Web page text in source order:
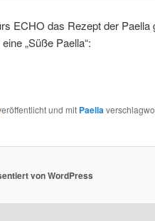
ECHO das Rezept der Paella
„Süße Paella“:
und mit Paella
von WordPress